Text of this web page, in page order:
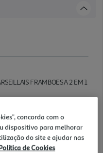
FRAMBOESA 2 EM 1
concorda com o
dispositivo para melhorar
do site e ajudar nas
de Cookies